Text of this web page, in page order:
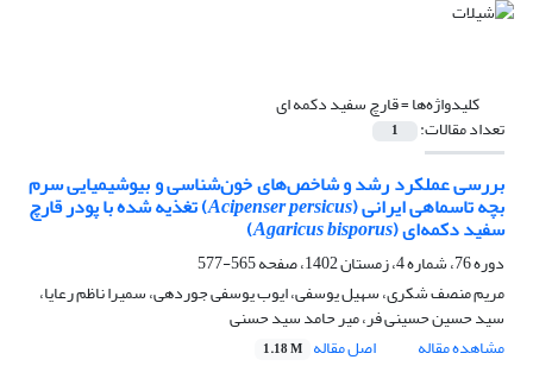
کلیدواژه‌ها =قارچ سفید دکمه ای
تعداد مقالات: 1
بررسی عملکرد رشد و شاخص‌های خون‌شناسی و بیوشیمیایی سرم
بچه تاسماهی ایرانی (Acipenser persicus) تغذیه شده با پودر قارچ
سفید دکمه‌ای (Agaricus bisporus
)
دوره 76، شماره 4، زمستان 1402، صفحه
565-577
مریم منصف شکری، سهیل یوسفی، ایوب یوسفی جوردهی، سمیرا ناظم رعایا،
سید حسین حسینی فر، میر حامد سید حسنی
مشاهده مقاله
اصل مقاله 1.18 M